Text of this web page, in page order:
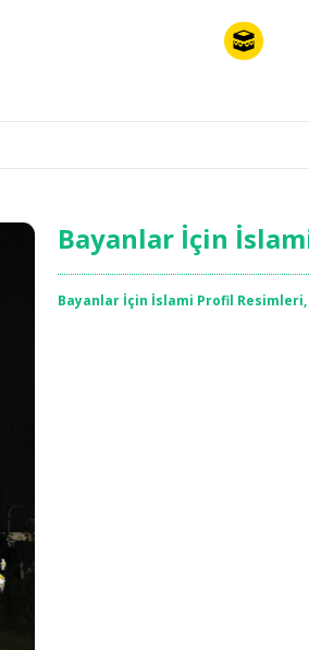
Bayanlar İçin
Bayanlar İçin İslami Profil Resimleri,